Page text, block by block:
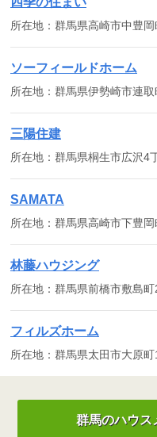
所在地：群馬県高崎市中豊
ソーフィールドホーム
所在地：群馬県伊勢崎市連
三陽住建
所在地：群馬県桐生市広沢4
SAMATA
所在地：群馬県高崎市下豊
林藤ハウジング
所在地：群馬県前橋市敷島
フィルズホーム
所在地：群馬県太田市大原
群馬のハウス